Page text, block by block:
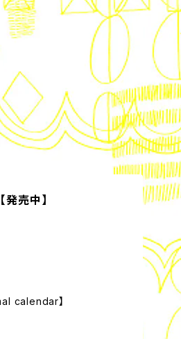
発売中】
calendar】